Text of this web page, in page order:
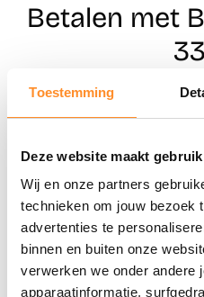
Toestemming
Deze website maakt
Wij en onze partners
technieken om jouw bezoek
advertenties te
binnen en buiten onze
verwerken we onder andere
apparaatinformatie,
Betalen met
Naar